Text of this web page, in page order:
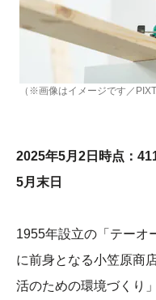
（※画像はイメージです／
2025年5月2日時点：
5月末日
1955年設立の「テーオ
に前身となる小笠原商
活のための環境づくり